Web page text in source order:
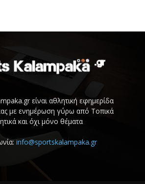
είναι αθλητική εφημερίδα
με ενημέρωση γύρω από Τοπικά
και όχι μόνο θέματα
info@sportskalampaka.gr